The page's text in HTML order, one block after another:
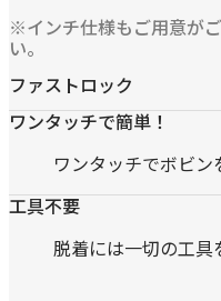
※インチ仕様もご用意が
い。
ファストロック
ワンタッチで簡単！
ワンタッチでボビン
工具不要
脱着には一切の工具